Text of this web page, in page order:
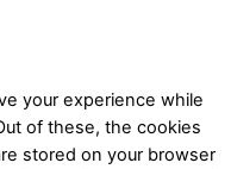
your experience while
of these, the cookies
stored on your browser